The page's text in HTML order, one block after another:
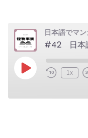
日本語でマ
Play
Episode
1x